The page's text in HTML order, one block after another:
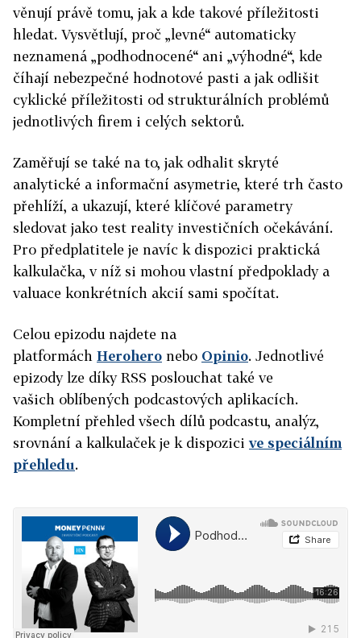
věnují právě tomu, jak a kde takové příležitosti
hledat. Vysvětlují, proč „levné“ automaticky
neznamená „podhodnocené“ ani „výhodné“, kde
číhají nebezpečné hodnotové pasti a jak odlišit
cyklické příležitosti od strukturálních problémů
jednotlivých firem i celých sektorů.
Zaměřují se také na to, jak odhalit skryté
analytické a informační asymetrie, které trh často
přehlíží, a ukazují, které klíčové parametry
sledovat jako test reality investičních očekávání.
Pro předplatitele je navíc k dispozici praktická
kalkulačka, v níž si mohou vlastní předpoklady a
valuace konkrétních akcií sami spočítat.
Celou epizodu najdete na
platformách Herohero nebo Opinio. Jednotlivé
epizody lze díky RSS poslouchat také ve
vašich oblíbených podcastových aplikacích.
Kompletní přehled všech dílů podcastu, analýz,
srovnání a kalkulaček je k dispozicive speciálním
přehledu.